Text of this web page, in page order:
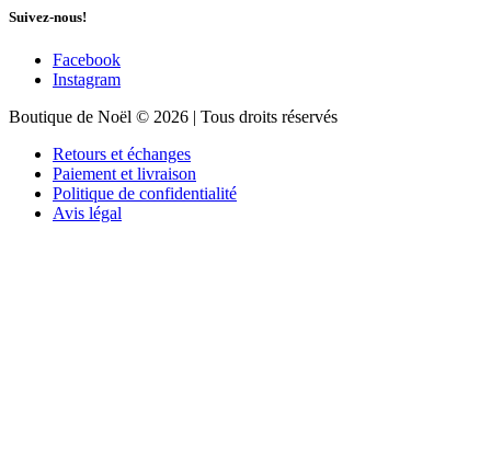
Suivez-nous!
Facebook
Instagram
Boutique de Noël © 2026 | Tous droits réservés
Retours et échanges
Paiement et livraison
Politique de confidentialité
Avis légal